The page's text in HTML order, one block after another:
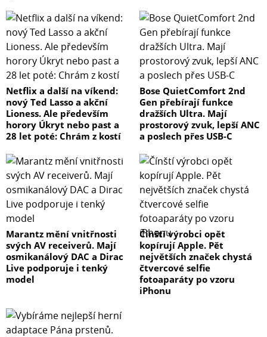
Netflix a další na víkend:
nový Ted Lasso a akční
Lioness. Ale především
horory Úkryt nebo past a
28 let poté: Chrám z kostí
Bose QuietComfort 2nd
Gen přebírají funkce
dražších Ultra. Mají
prostorový zvuk, lepší ANC
a poslech přes USB-C
Marantz mění vnitřnosti
svých AV receiverů. Mají
osmikanálový DAC a Dirac
Live podporuje i tenký
model
Čínští výrobci opět
kopírují Apple. Pět
největších značek chystá
čtvercové selfie
fotoaparáty po vzoru
iPhonu